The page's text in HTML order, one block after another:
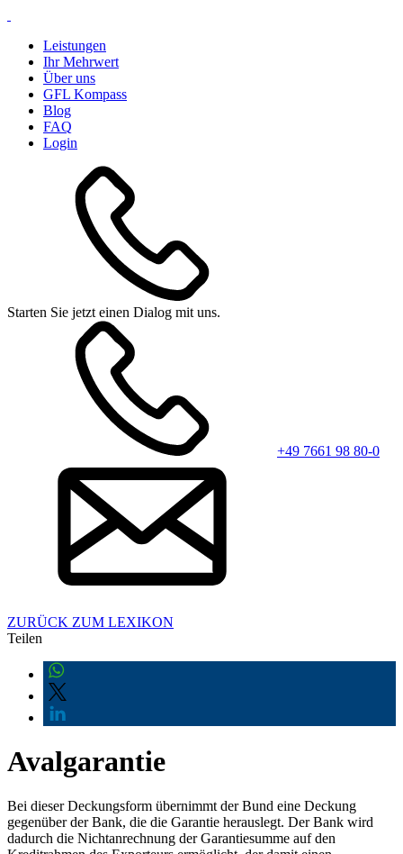
Leistungen
Ihr Mehrwert
Über uns
GFL Kompass
Blog
FAQ
Login
Starten Sie jetzt einen Dialog mit uns.
+49 7661 98 80-0
ZURÜCK ZUM LEXIKON
Teilen
Avalgarantie
Bei dieser Deckungsform übernimmt der Bund eine Deckung
gegenüber der Bank, die die Garantie herauslegt. Der Bank wird
dadurch die Nichtanrechnung der Garantiesumme auf den